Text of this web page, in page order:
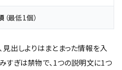
（最低1個）
出しよりはまとまった情報を入
すぎは禁物で、1つの説明文に1つ